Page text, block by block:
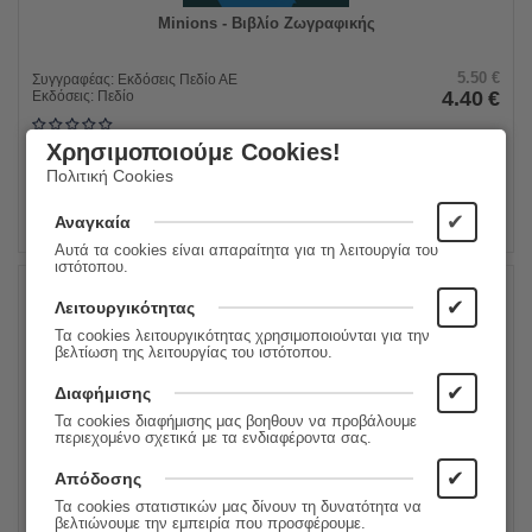
Minions - Βιβλίο Ζωγραφικής
Συγγραφέας: Εκδόσεις Πεδίο ΑΕ
Εκδόσεις: Πεδίο
5.50 €
4.40 €
ΠΡΟΣΘΗΚΗ ΣΤΟ ΚΑΛΑΘΙ
Χρησιμοποιούμε Cookies!
Πολιτική Cookies
Αναγκαία ✔
Αυτά τα cookies είναι απαραίτητα για τη λειτουργία του
ιστότοπου.
Λειτουργικότητας ✔
Τα cookies λειτουργικότητας χρησιμοποιούνται για την
βελτίωση της λειτουργίας του ιστότοπου.
Διαφήμισης ✔
Τα cookies διαφήμισης μας βοηθουν να προβάλουμε
περιεχομένο σχετικά με τα ενδιαφέροντα σας.
Απόδοσης ✔
Τα cookies στατιστικών μας δίνουν τη δυνατότητα να
βελτιώνουμε την εμπειρία που προσφέρουμε.